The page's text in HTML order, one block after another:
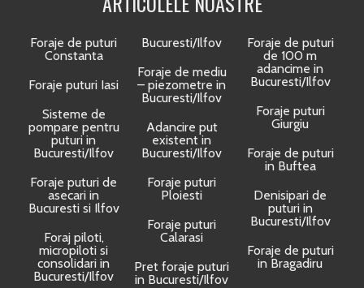
Foraje de puturi
Constanta
Foraje puturi Iasi
Sisteme de
pompare pentru
puturi in
Bucuresti/Ilfov
Foraje puturi de
asecari in
Bucuresti si Ilfov
Foraj piloti,
micropiloti si
consolidari in
Bucuresti/Ilfov
Bucuresti/Ilfov
Foraje de mediu
– piezometre in
Bucuresti/Ilfov
Adancire put
existent in
Bucuresti/Ilfov
Foraje puturi
Ploiesti
Foraje puturi
Calarasi
Pret foraje puturi
in Bucuresti/Ilfov
Foraje de puturi
de 100 m
adancime in
Bucuresti/Ilfov
Foraje puturi
Giurgiu
Foraje de puturi
in Buftea
Denisipari de
puturi in
Bucuresti/Ilfov
Foraje de puturi
in Bragadiru